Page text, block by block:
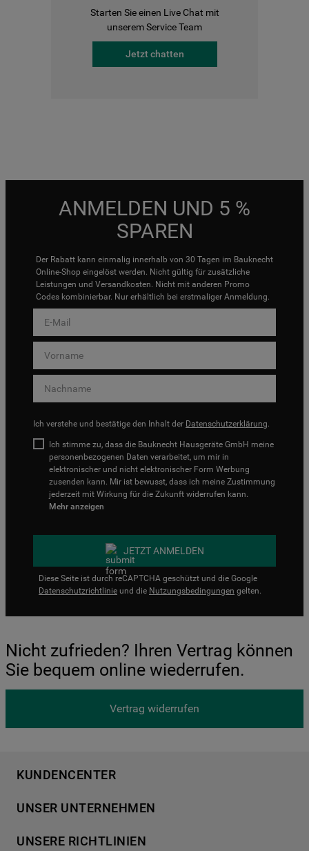
Starten Sie einen Live Chat mit
unserem Service Team
Jetzt chatten
ANMELDEN UND 5 %
SPAREN
Der Rabatt kann einmalig innerhalb von 30 Tagen im Bauknecht
Online-Shop eingelöst werden. Nicht gültig für zusätzliche
Leistungen und Versandkosten. Nicht mit anderen Promo
Codes kombinierbar. Nur erhältlich bei erstmaliger Anmeldung.
Ich verstehe und bestätige den Inhalt der Datenschutzerklärung.
Ich stimme zu, dass die Bauknecht Hausgeräte GmbH meine
personenbezogenen Daten verarbeitet, um mir in
elektronischer und nicht elektronischer Form Werbung
zusenden kann. Mir ist bewusst, dass ich meine Zustimmung
jederzeit mit Wirkung für die Zukunft widerrufen kann.
Mehr anzeigen
JETZT ANMELDEN
Diese Seite ist durch reCAPTCHA geschützt und die Google
Datenschutzrichtlinie und die Nutzungsbedingungen gelten.
Nicht zufrieden? Ihren Vertrag können
Sie bequem online wiederrufen.
Vertrag widerrufen
KUNDENCENTER
Händlersuche
Häufige Fragen
UNSER UNTERNEHMEN
Für Händler
UNSERE RICHTLINIEN